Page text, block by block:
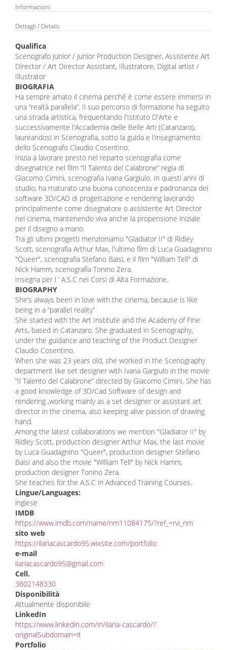
Informazioni
Dettagli / Details
Qualifica
Scenografo junior / Junior Production Designer, Assistente Art
Director / Art Director Assistant, Illustratore, Digital artist /
Illustrator
BIOGRAFIA
Ha sempre amato il cinema perché è come essere immersi in
una “realtà parallela”. Il suo percorso di formazione ha seguito
una strada artistica, frequentando l'Istituto D'Arte e
successivamente l'Accademia delle Belle Arti (Catanzaro),
laureandosi in Scenografia, sotto la guida e l'insegnamento
dello Scenografo Claudio Cosentino.
Inizia a lavorare presto nel reparto scenografia come
disegnatrice nel film “Il Talento del Calabrone” regia di
Giacomo Cimini, scenografia Ivana Gargiulo. In questi anni di
studio, ha maturato una buona conoscenza e padronanza dei
software 3D/CAD di progettazione e rendering lavorando
principalmente come disegnatore o assistente Art Director
nel cinema, mantenendo viva anche la propensione iniziale
per il disegno a mano.
Tra gli ultimi progetti menzioniamo "Gladiator II" di Ridley
Scott, scenografia Arthur Max, l'ultimo film di Luca Guadagnino
"Queer", scenografia Stefano Baisi, e il film "William Tell" di
Nick Hamm, scenografia Tonino Zera.
Insegna per l ’ A.S.C nei Corsi di Alta Formazione.
BIOGRAPHY
She’s always been in love with the cinema, because is like
being in a “parallel reality”
She started with the Art Institute and the Academy of Fine
Arts, based in Catanzaro. She graduated in Scenography,
under the guidance and teaching of the Product Designer
Claudio Cosentino.
When she was 23 years old, she worked in the Scenography
department like set designer with Ivana Gargiulo in the movie
“Il Talento del Calabrone” directed by Giacomo Cimini. She has
a good knowledge of 3D/Cad Software of design and
rendering ,working mainly as a set designer or assistant art
director in the cinema, also keeping alive passion of drawing
hand.
Among the latest collaborations we mention "Gladiator II" by
Ridley Scott, production designer Arthur Max, the last movie
by Luca Guadagnino "Queer", production designer Stefano
Baisi and also the movie "William Tell" by Nick Hamm,
production designer Tonino Zera.
She teaches for the A.S.C in Advanced Training Courses.
Lingue/Languages:
inglese
IMDB
https://www.imdb.com/name/nm11084175/?ref_=rvi_nm
sito web
https://ilariacascardo95.wixsite.com/portfolio
e-mail
ilariacascardo95@gmail.com
Cell.
3802148330
Disponibilità
Attualmente disponibile
LinkedIn
https://www.linkedin.com/in/ilaria-cascardo/?
originalSubdomain=it
Portfolio